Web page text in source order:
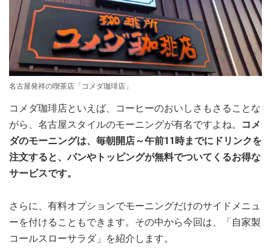
名古屋発祥の喫茶店「コメダ珈琲店」
コメダ珈琲店といえば、コーヒーのおいしさもさることな
がら、名古屋スタイルのモーニングが有名ですよね。
コメ
ダのモーニングは、毎朝開店～午前11時までにドリンクを
注文すると、パンやトッピングが無料でついてくるお得な
サービスです。
さらに、有料オプションでモーニングだけのサイドメニュ
ーを付けることもできます。その中から今回は、「自家製
コールスローサラダ」を紹介します。